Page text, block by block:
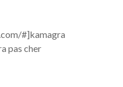
#]kamagra
pas cher